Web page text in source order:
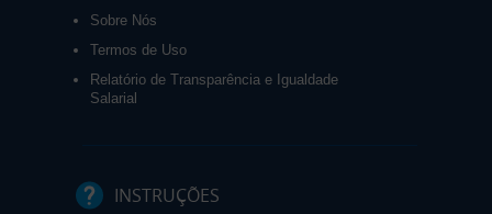
Sobre Nós
Termos de Uso
Relatório de Transparência e Igualdade
Salarial
INSTRUÇÕES